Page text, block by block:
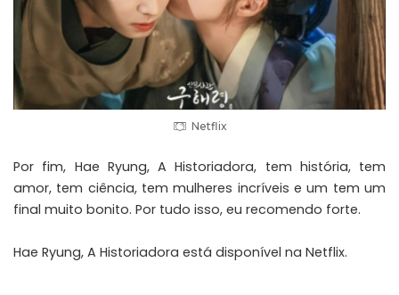
Netflix
Por fim, Hae Ryung, A Historiadora, tem história, tem
amor, tem ciência, tem mulheres incríveis e um tem um
final muito bonito. Por tudo isso, eu recomendo forte.
Hae Ryung, A Historiadora está disponível na Netflix.